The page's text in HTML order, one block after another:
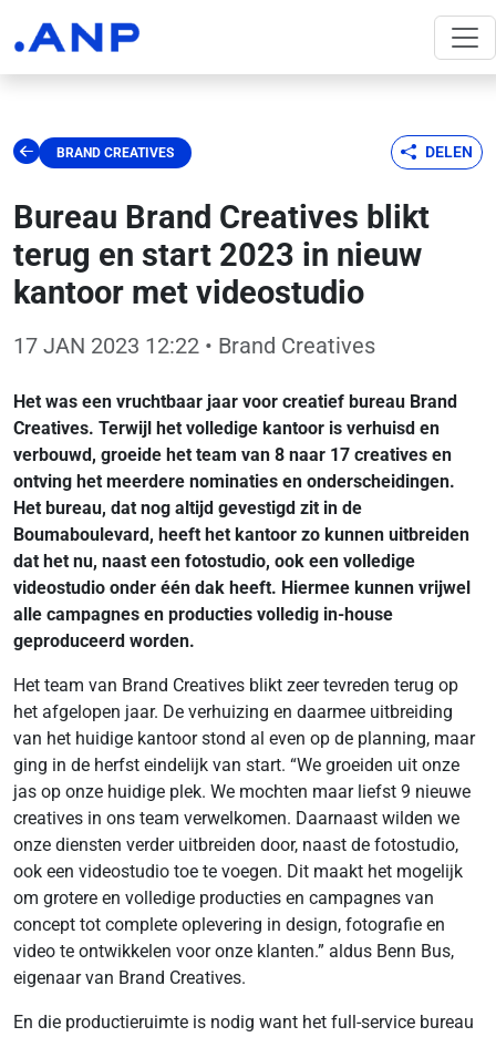
BRAND CREATIVES DELEN
Bureau Brand Creatives blikt
terug en start 2023 in nieuw
kantoor met videostudio
17 JAN 2023 12:22 • Brand Creatives
Het was een vruchtbaar jaar voor creatief bureau Brand
Creatives. Terwijl het volledige kantoor is verhuisd en
verbouwd, groeide het team van 8 naar 17 creatives en
ontving het meerdere nominaties en onderscheidingen.
Het bureau, dat nog altijd gevestigd zit in de
Boumaboulevard, heeft het kantoor zo kunnen uitbreiden
dat het nu, naast een fotostudio, ook een volledige
videostudio onder één dak heeft. Hiermee kunnen vrijwel
alle campagnes en producties volledig in-house
geproduceerd worden.
Het team van Brand Creatives blikt zeer tevreden terug op
het afgelopen jaar. De verhuizing en daarmee uitbreiding
van het huidige kantoor stond al even op de planning, maar
ging in de herfst eindelijk van start. “We groeiden uit onze
jas op onze huidige plek. We mochten maar liefst 9 nieuwe
creatives in ons team verwelkomen. Daarnaast wilden we
onze diensten verder uitbreiden door, naast de fotostudio,
ook een videostudio toe te voegen. Dit maakt het mogelijk
om grotere en volledige producties en campagnes van
concept tot complete oplevering in design, fotografie en
video te ontwikkelen voor onze klanten.” aldus Benn Bus,
eigenaar van Brand Creatives.
En die productieruimte is nodig want het full-service bureau